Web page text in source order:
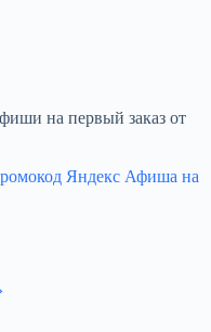
на первый заказ от
Яндекс Афиша на